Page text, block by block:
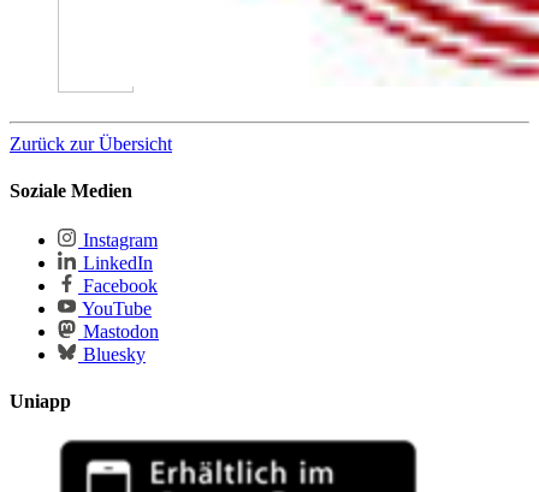
Zurück zur Übersicht
Soziale Medien
Instagram
LinkedIn
Facebook
YouTube
Mastodon
Bluesky
Uniapp